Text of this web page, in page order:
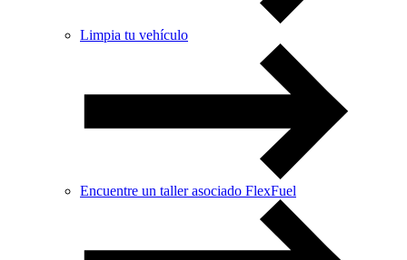
Limpia tu vehículo
Encuentre un taller asociado FlexFuel